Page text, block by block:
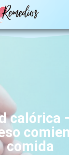
calórica
comida